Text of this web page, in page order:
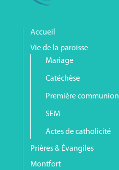
Accueil
Vie de la paroisse
Mariage
Catéchèse
Première communion
SEM
Actes de catholicité
Prières & Évangiles
Montfort